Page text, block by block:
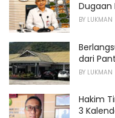
Dugaan
BY LUKMAN
dari
BY LUKMAN
Hakim
3